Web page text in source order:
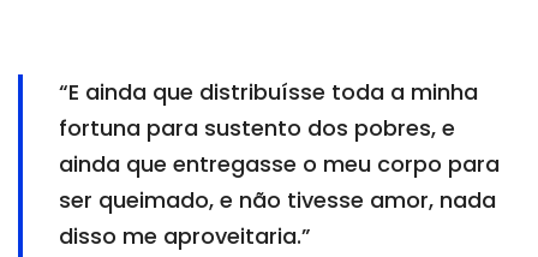
“E ainda que distribuísse toda a minha
fortuna para sustento dos pobres, e
ainda que entregasse o meu corpo para
ser queimado, e não tivesse amor, nada
disso me aproveitaria.”